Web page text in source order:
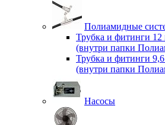
Полиамидные
Трубка и фитинги
(внутри папки
Трубка и фитинги
(внутри папки
Насосы